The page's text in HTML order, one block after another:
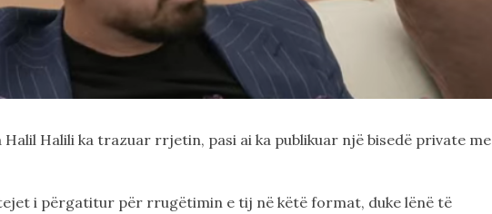
Halili ka trazuar rrjetin, pasi ai ka publikuar një bisedë private me
i përgatitur për rrugëtimin e tij në këtë format, duke lënë të